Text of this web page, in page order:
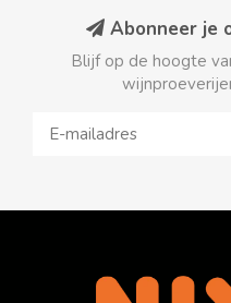
Abonneer je
Blijf op de hoogte